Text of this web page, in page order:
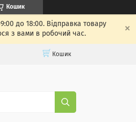
Кошик
до 18:00. Відправка товару
з вами в робочий час.
Кошик